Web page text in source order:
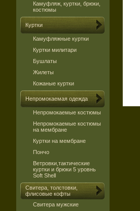
Камуфляж, куртки, брюки,
костюмы
Куртки
Камуфляжные куртки
Куртки милитари
Бушлаты
Жилеты
Кожаные куртки
Непромокаемая одежда
Непромокаемые костюмы
Непромокаемые костюмы
на мембране
Куртки на мембране
Пончо
Ветровки,тактические
куртки и брюки 5 уровнь
Soft Shell
Свитера, толстовки,
флисовые кофты
Свитера мужские